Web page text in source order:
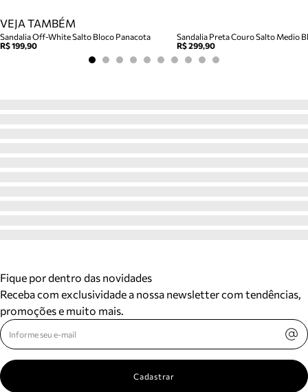
VEJA TAMBÉM
Sandalia Off-White Salto Bloco Panacota
R$ 199,90
Sandalia Preta Couro Salto Medio
R$ 299,90
Fique por dentro das novidades
Receba com exclusividade a nossa newsletter com tendências,
promoções e muito mais.
Cadastrar